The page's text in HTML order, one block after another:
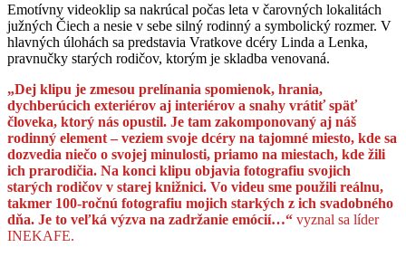
Emotívny videoklip sa nakrúcal počas leta v čarovných lokalitách
južných Čiech a nesie v sebe silný rodinný a symbolický rozmer. V
hlavných úlohách sa predstavia Vratkove dcéry Linda a Lenka,
pravnučky starých rodičov, ktorým je skladba venovaná.
„Dej klipu je zmesou prelínania spomienok, hrania,
dychberúcich exteriérov aj interiérov a snahy vrátiť späť
človeka, ktorý nás opustil. Je tam zakomponovaný aj náš
rodinný element – veziem svoje dcéry na tajomné miesto, kde sa
dozvedia niečo o svojej minulosti, priamo na miestach, kde žili
ich prarodičia. Na konci klipu objavia fotografiu svojich
starých rodičov v starej knižnici. Vo videu sme použili reálnu,
takmer 100-ročnú fotografiu mojich starkých z ich svadobného
dňa. Je to veľká výzva na zadržanie emócií…“ vyznal sa líder
INEKAFE.